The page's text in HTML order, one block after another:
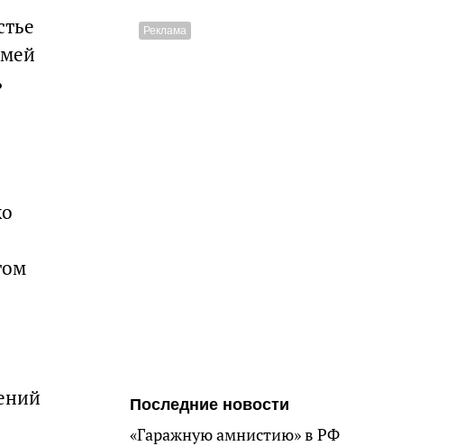
Последние новости
«Гаражную амнистию» в РФ